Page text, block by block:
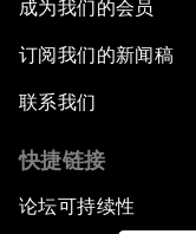
成为我们的会员
订阅我们的新闻稿
联系我们
快捷链接
论坛可持续性